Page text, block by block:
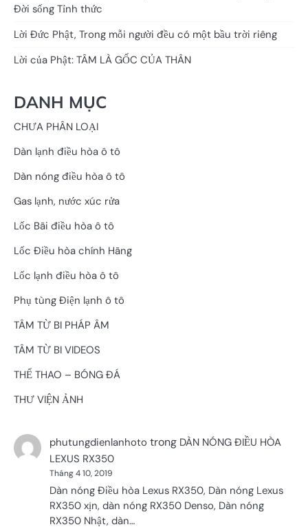
Đời sống Tỉnh thức
Lời Đức Phật, Trong mỗi người đều có một bầu trời riêng
Lời của Phật: TÂM LÀ GỐC CỦA THÂN
DANH MỤC
CHƯA PHÂN LOẠI
Dàn lạnh điều hòa ô tô
Dàn nóng điều hòa ô tô
Gas lạnh, nước xúc rửa
Lốc Bãi điều hòa ô tô
Lốc Điều hòa chính Hãng
Lốc lạnh điều hòa ô tô
Phụ tùng Điện lạnh ô tô
TÂM TỪ BI PHÁP ÂM
TÂM TỪ BI VIDEOS
THỂ THAO – BÓNG ĐÁ
THƯ VIỆN ẢNH
phutungdienlanhoto trong DÀN NÓNG ĐIỀU HÒA
LEXUS RX350
Tháng 4 10, 2019
Dàn nóng Điều hòa Lexus RX350, Dàn nóng Lexus
RX350 xịn, dàn nóng RX350 Denso, Dàn nóng
RX350 Nhật, dàn…